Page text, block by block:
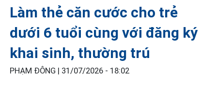
Làm thẻ căn cước cho trẻ
dưới 6 tuổi cùng với đăng ký
khai sinh, thường trú
PHẠM ĐÔNG | 31/07/2026 - 18:02